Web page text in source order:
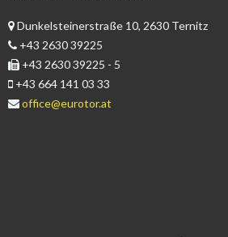
Dunkelsteinerstraße 10, 2630 Ternitz
+43 2630 39225
+43 2630 39225 - 5
+43 664 141 03 33
office@eurotor.at